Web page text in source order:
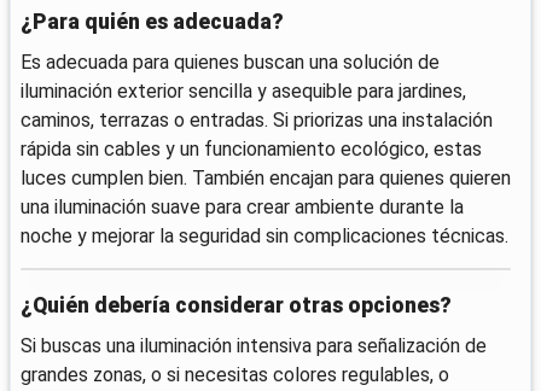
¿Para quién es adecuada?
Es adecuada para quienes buscan una solución de
iluminación exterior sencilla y asequible para jardines,
caminos, terrazas o entradas. Si priorizas una instalación
rápida sin cables y un funcionamiento ecológico, estas
luces cumplen bien. También encajan para quienes quieren
una iluminación suave para crear ambiente durante la
noche y mejorar la seguridad sin complicaciones técnicas.
¿Quién debería considerar otras opciones?
Si buscas una iluminación intensiva para señalización de
grandes zonas, o si necesitas colores regulables, o